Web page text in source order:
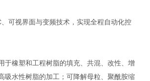
可视界面与变频技术，实现全程自动化控
于橡塑和工程树脂的填充、共混、改性、增
吸水性树脂的加工；可降解母粒、聚酰胺缩